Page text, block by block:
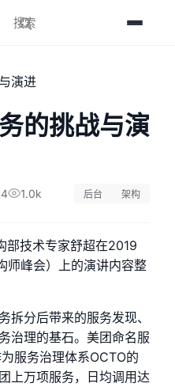
的挑战与演
1.0k 后台 架构
部技术专家舒超在2019
师峰会）上的演讲内容整
拆分后带来的服务发现、
治理的基石。美团命名服
服务治理体系OCTO的
上万项服务，日均调用达